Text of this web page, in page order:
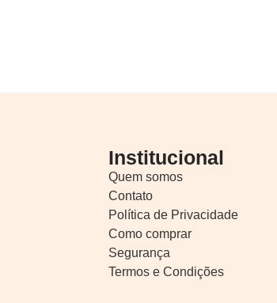
Institucional
Quem somos
Contato
Política de Privacidade
Como comprar
Segurança
Termos e Condições